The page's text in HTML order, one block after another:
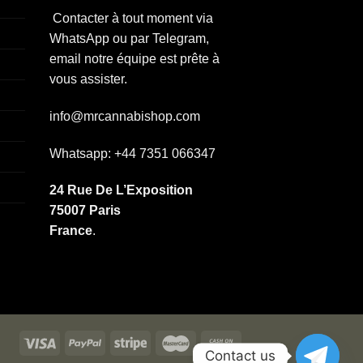
Contacter à tout moment via
WhatsApp ou par Telegram,
email notre équipe est prête à
vous assister.
info@mrcannabishop.com
Whatsapp: +44 7351 066347
24 Rue De L’Exposition
75007 Paris
France.
Contact us